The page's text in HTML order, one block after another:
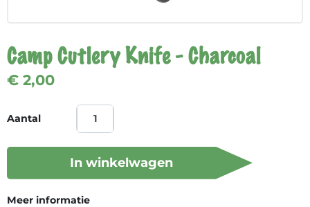
Camp Cutlery Knife - Charcoal
€ 2,00
Aantal
In winkelwagen
Meer informatie